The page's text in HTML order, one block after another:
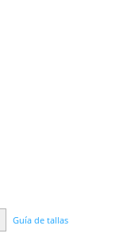
Guía de tallas